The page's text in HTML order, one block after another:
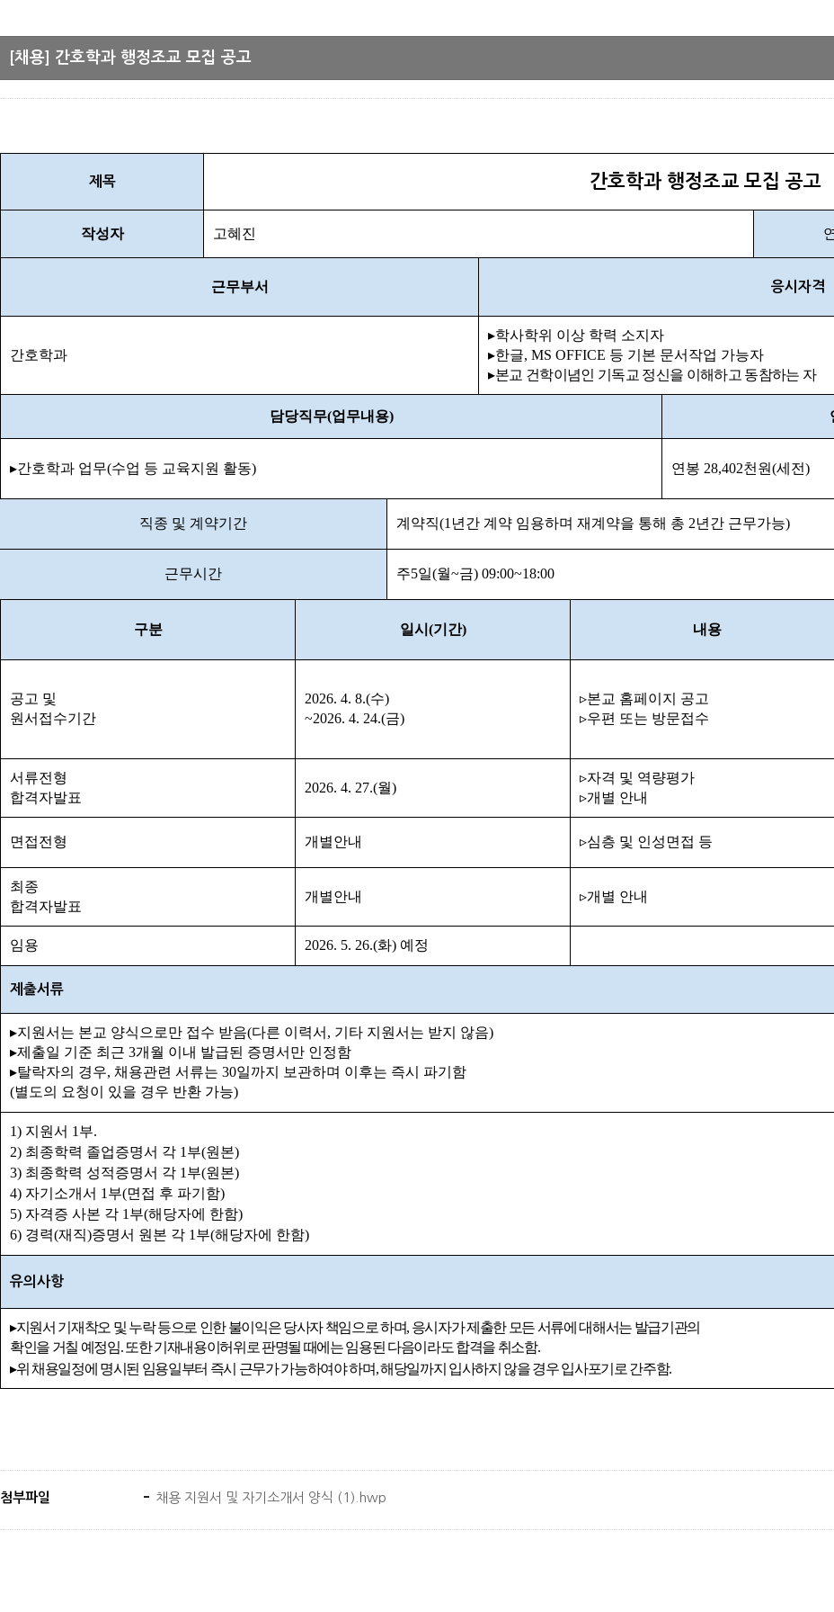
[채용] 간호학과 행정조교 모집 공고
제목 간호학과 행정조교 모집 공고
작성자 고혜진
근무부서 응시자격
간호학과
▸학사학위 이상 학력 소지자
▸한글, MS OFFICE 등 기본 문서작업 가능자
▸본교 건학이념인 기독교 정신을 이해하고 동참하는 자
담당직무(업무내용)
▸간호학과 업무(수업 등 교육지원 활동) 연봉 28,402천원(세전)
직종 및 계약기간 계약직(1 년간 계약 임용하며 재계약을 통해 총 2년간 근무가능)
근무시간 주5일(월~금) 09:00~18:00
구분 일시 (기간) 내용
공고 및
원서접수기간
2026. 4. 8.(수)
~2026. 4. 24.(금)
▹본교 홈페이지 공고
▹우편 또는 방문접수
서류전형
합격자발표
2026. 4. 27.(월)
▹자격 및 역량평가
▹개별 안내
면접전형 개별안내 ▹심층 및 인성면접 등
최종
합격자발표
개별안내 ▹개별 안내
임용 2026. 5. 26.(화) 예정
제출서류
▸지원서는 본교 양식으로만 접수 받음(다른 이력서 , 기타 지원서는 받지 않음)
▸제출일 기준 최근 3개월 이내 발급된 증명서만 인정함
▸탈락자의 경우, 채용관련 서류는 30일까지 보관하며 이후는 즉시 파기함
(별도의 요청이 있을 경우 반환 가능)
1) 지원서 1 부.
2) 최종학력 졸업증명서 각 1 부(원본)
3) 최종학력 성적증명서 각 1 부(원본)
4) 자기소개서 1 부(면접 후 파기함)
5) 자격증 사본 각 1 부(해당자에 한함)
6) 경력(재직)증명서 원본 각 1 부(해당자에 한함)
유의사항
▸지원서 기재착오 및 누락 등으로 인한 불이익은 당사자 책임으로 하며, 응시자가 제출한 모든 서류에 대해서는 발급기관의
확인을 거칠 예정임. 또한 기재내용이허위로 판명될 때에는 임용된 다음이라도 합격을 취소함.
▸위 채용일정에 명시된 임용일부터 즉시 근무가 가능하여야 하며,해당일까지 입사하지 않을 경우 입사포기로 간주함.
첨부파일 채용 지원서 및 자기소개서 양식 (1).hwp